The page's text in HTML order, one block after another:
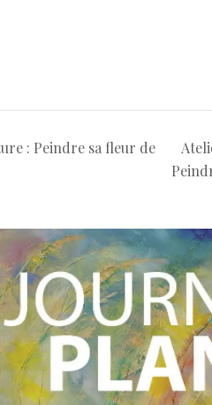
: Peindre sa fleur de